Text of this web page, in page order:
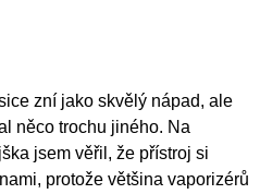
zní jako skvělý nápad, ale
něco trochu jiného. Na
jsem věřil, že přístroj si
protože většina vaporizérů